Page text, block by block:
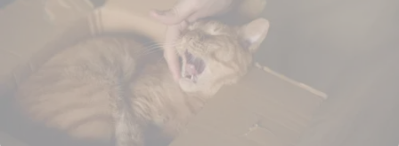
l'utérus et des ovaires) représente le traitement de référence avec un
taux de réussite proche de 100% lorsqu'elle est réalisée précocement.
Mais combien coûte cette intervention vitale ? Quels sont les
symptômes à repérer pour agir à temps ? Comment se déroule la prise
en charge complète ? Décryptons ensemble tous les aspects du